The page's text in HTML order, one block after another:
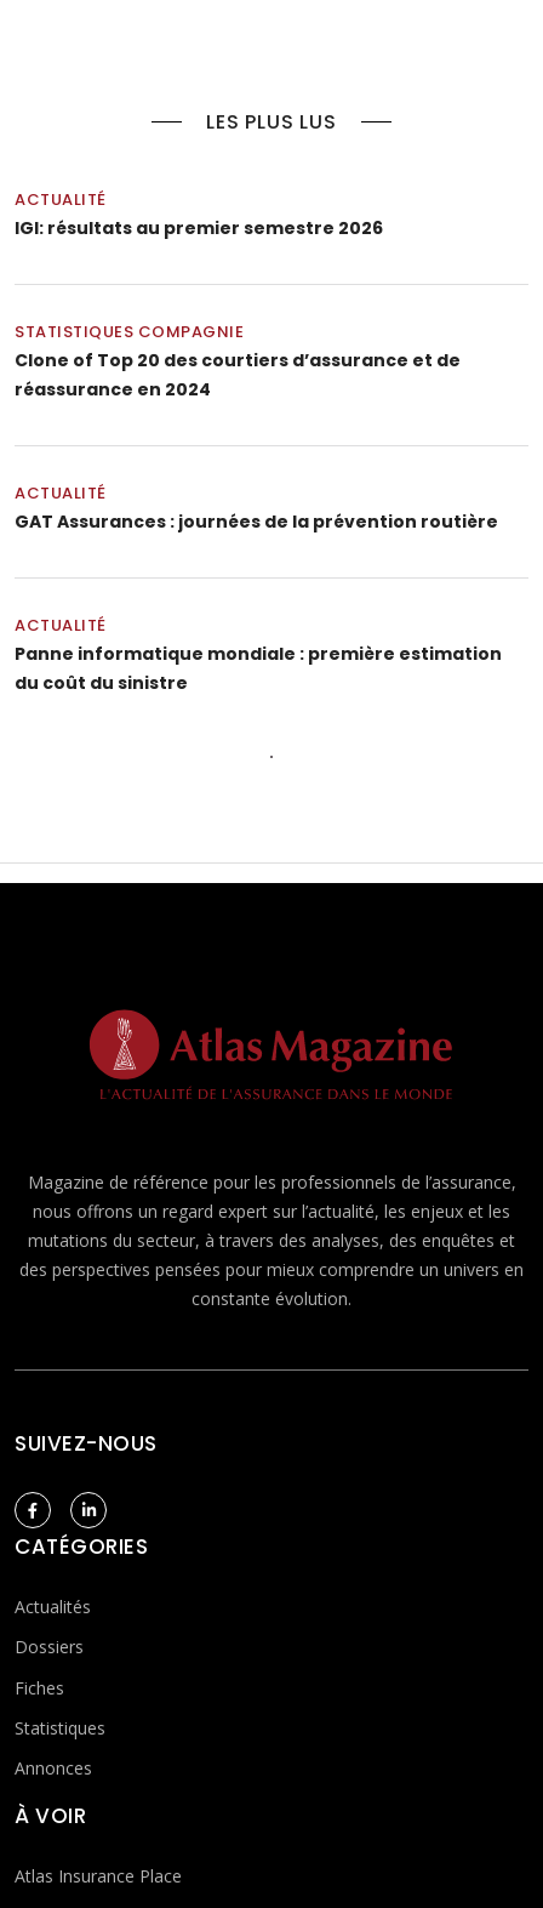
LES PLUS LUS
ACTUALITÉ
IGI: résultats au premier semestre 2026
STATISTIQUES COMPAGNIE
Clone of Top 20 des courtiers d’assurance et de
réassurance en 2024
ACTUALITÉ
GAT Assurances : journées de la prévention routière
ACTUALITÉ
Panne informatique mondiale : première estimation
du coût du sinistre
Magazine de référence pour les professionnels de l’assurance,
nous offrons un regard expert sur l’actualité, les enjeux et les
mutations du secteur, à travers des analyses, des enquêtes et
des perspectives pensées pour mieux comprendre un univers en
constante évolution.
SUIVEZ-NOUS
CATÉGORIES
Actualités
Dossiers
Fiches
Statistiques
Annonces
À VOIR
Atlas Insurance Place